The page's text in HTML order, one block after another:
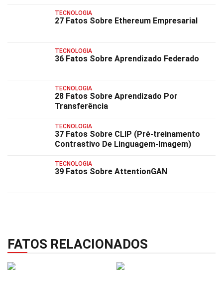
TECNOLOGIA
27 Fatos Sobre Ethereum Empresarial
TECNOLOGIA
36 Fatos Sobre Aprendizado Federado
TECNOLOGIA
28 Fatos Sobre Aprendizado Por
Transferência
TECNOLOGIA
37 Fatos Sobre CLIP (Pré-treinamento
Contrastivo De Linguagem-Imagem)
TECNOLOGIA
39 Fatos Sobre AttentionGAN
FATOS RELACIONADOS